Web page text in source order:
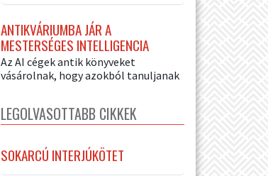
ANTIKVÁRIUMBA JÁR A
MESTERSÉGES INTELLIGENCIA
Az AI cégek antik könyveket
vásárolnak, hogy azokból tanuljanak
LEGOLVASOTTABB CIKKEK
SOKARCÚ INTERJÚKÖTET